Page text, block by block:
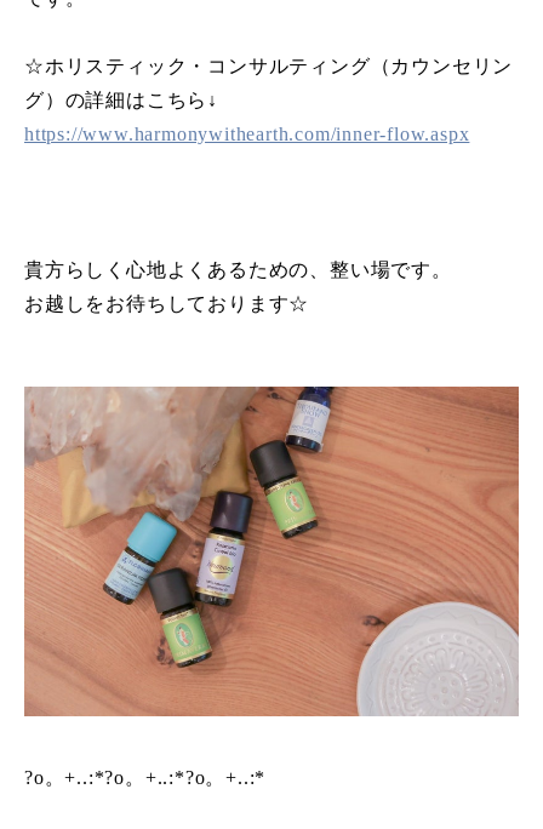
☆ホリスティック・コンサルティング（カウンセリン
グ）の詳細はこちら↓
https://www.harmonywithearth.com/inner-flow.aspx
貴方らしく心地よくあるための、整い場です。
お越しをお待ちしております☆
?o。+..:*?o。+..:*?o。+..:*